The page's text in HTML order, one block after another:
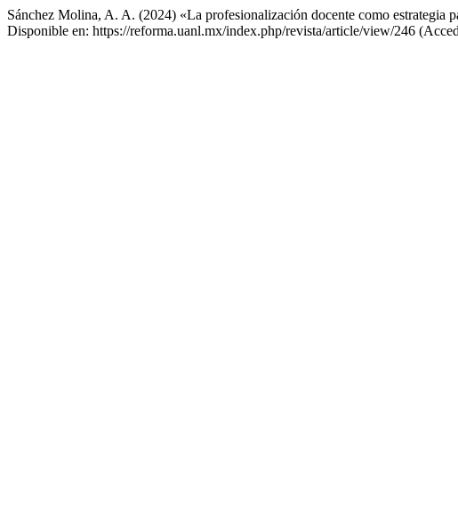
Sánchez Molina, A. A. (2024) «La profesionalización docente como estrategia
Disponible en: https://reforma.uanl.mx/index.php/revista/article/view/246